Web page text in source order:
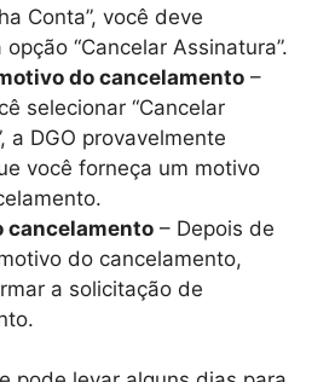
Conta”, você deve
“Cancelar Assinatura”.
do cancelamento –
selecionar “Cancelar
a DGO provavelmente
você forneça um motivo
cancelamento – Depois de
do cancelamento,
a solicitação de